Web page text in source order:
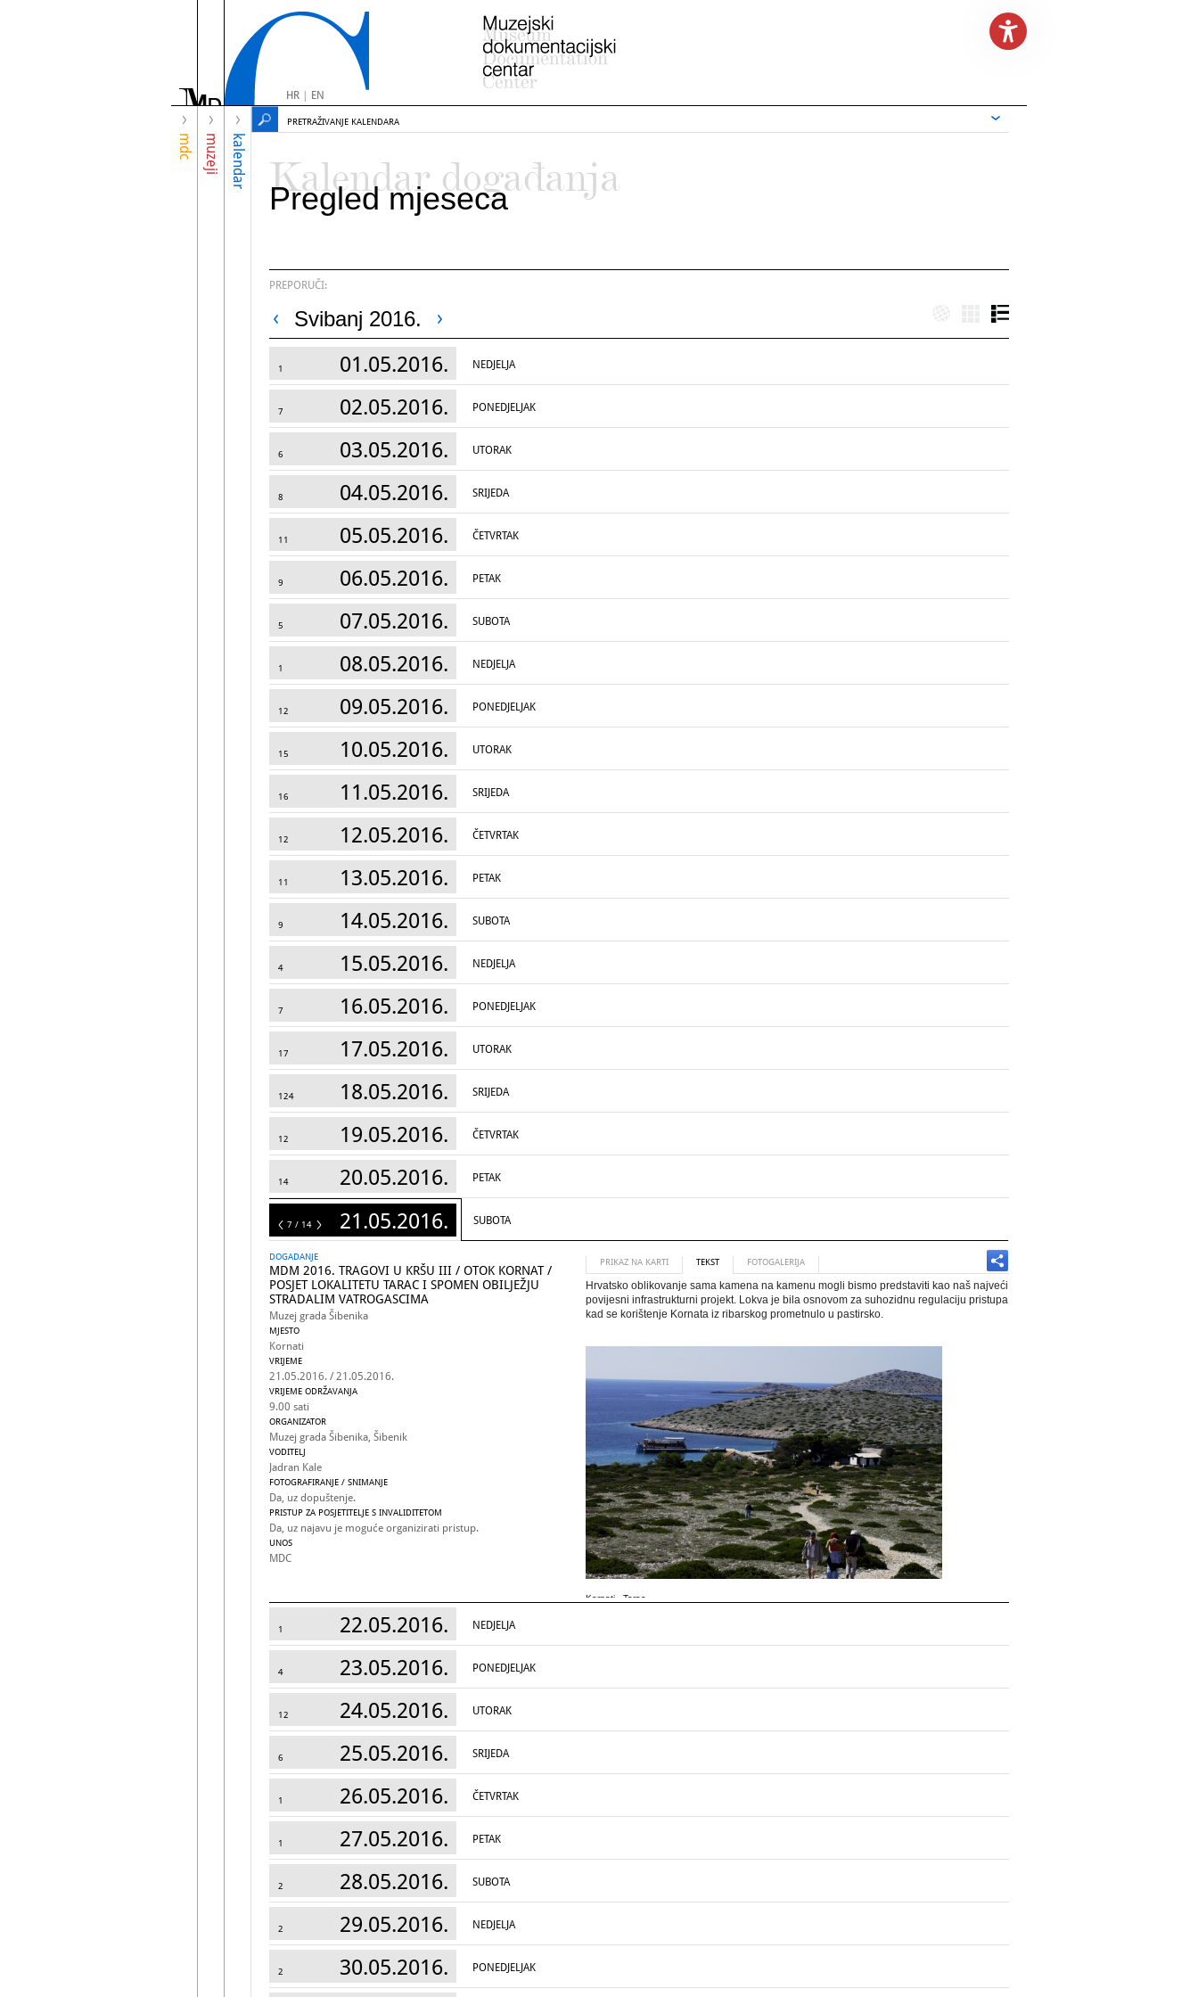
HR| EN
mdc muzeji kalendar
PRETRAŽIVANJE KALENDARA
Kalendar događanja
Pregled mjeseca
PREPORUČI:
Svibanj 2016.
1 01.05.2016. NEDJELJA
7 02.05.2016. PONEDJELJAK
6 03.05.2016. UTORAK
8 04.05.2016. SRIJEDA
11 05.05.2016. ČETVRTAK
9 06.05.2016. PETAK
5 07.05.2016. SUBOTA
1 08.05.2016. NEDJELJA
12 09.05.2016. PONEDJELJAK
15 10.05.2016. UTORAK
16 11.05.2016. SRIJEDA
12 12.05.2016. ČETVRTAK
11 13.05.2016. PETAK
9 14.05.2016. SUBOTA
4 15.05.2016. NEDJELJA
7 16.05.2016. PONEDJELJAK
17 17.05.2016. UTORAK
124 18.05.2016. SRIJEDA
12 19.05.2016. ČETVRTAK
14 20.05.2016. PETAK
14 21.05.2016. SUBOTA
7 / 14
DOGADANJE
MDM 2016. TRAGOVI U KRŠU III / OTOK KORNAT /
POSJET LOKALITETU TARAC I SPOMEN OBILJEŽJU
STRADALIM VATROGASCIMA
Muzej grada Šibenika
MJESTO
Kornati
VRIJEME
21.05.2016. / 21.05.2016.
VRIJEME ODRŽAVANJA
9.00 sati
ORGANIZATOR
Muzej grada Šibenika, Šibenik
VODITELJ
Jadran Kale
FOTOGRAFIRANJE / SNIMANJE
Da, uz dopuštenje.
PRISTUP ZA POSJETITELJE S INVALIDITETOM
Da, uz najavu je moguće organizirati pristup.
UNOS
MDC
PRIKAZ NA KARTI TEKST FOTOGALERIJA
Hrvatsko oblikovanje sama kamena na kamenu mogli bismo predstaviti kao naš najveći
povijesni infrastrukturni projekt. Lokva je bila osnovom za suhozidnu regulaciju pristupa
kad se korištenje Kornata iz ribarskog prometnulo u pastirsko.
Kornati - Tarac
zamrznuti ih kao tematske parkove idealizirane prošlosti? Što u krajoliku znači kolektivni
1 22.05.2016. NEDJELJA
4 23.05.2016. PONEDJELJAK
12 24.05.2016. UTORAK
6 25.05.2016. SRIJEDA
1 26.05.2016. ČETVRTAK
1 27.05.2016. PETAK
2 28.05.2016. SUBOTA
2 29.05.2016. NEDJELJA
2 30.05.2016. PONEDJELJAK